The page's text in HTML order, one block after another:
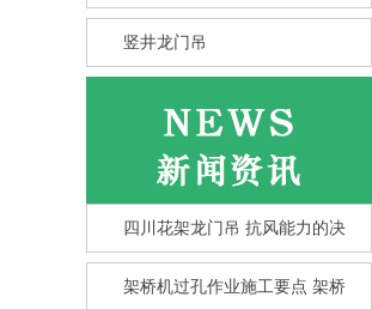
竖井龙门吊
四川花架龙门吊 抗风能力的决
架桥机过孔作业施工要点 架桥